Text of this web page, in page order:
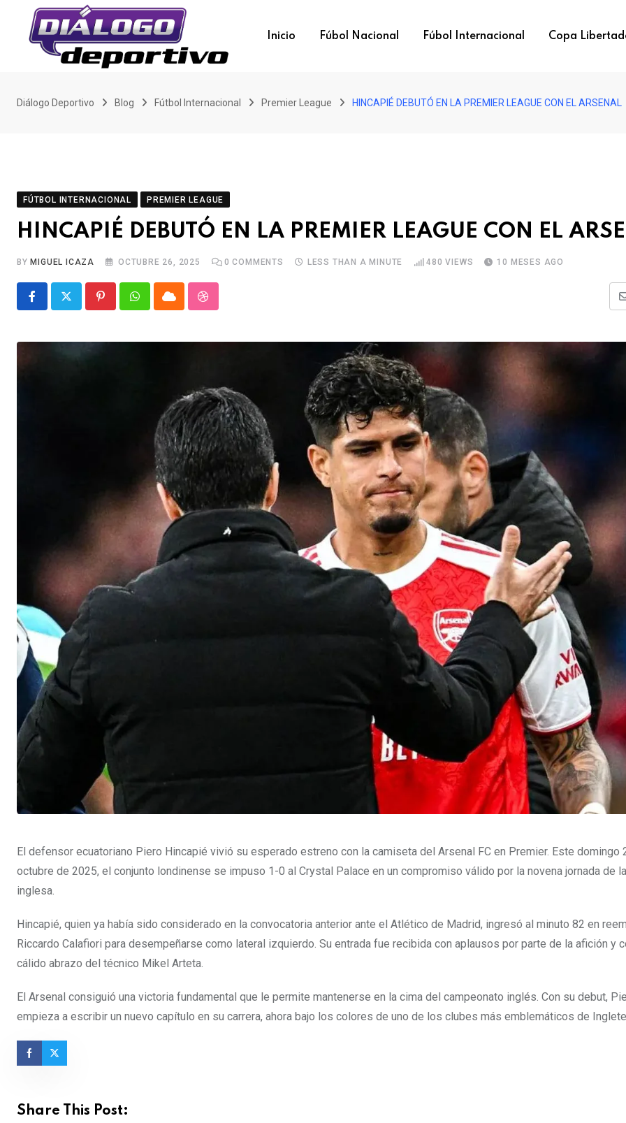
content
Inicio Fúbol Nacional Fúbol Internacional Copa
Diálogo Deportivo Blog Fútbol Internacional Premier League HINCAPIÉ DEBUTÓ EN LA PREMIER LEAGUE CON EL ARSENAL
FÚTBOL INTERNACIONAL PREMIER LEAGUE
HINCAPIÉ DEBUTÓ EN LA PREMIER LEAGUE CON EL
BY MIGUEL ICAZA OCTUBRE 26, 2025 0 COMMENTS LESS THAN A MINUTE 480 VIEWS 10 MESES AGO
PinterestWhatsappCloud StumbleUpon
El defensor ecuatoriano Piero Hincapié vivió su esperado estreno con la camiseta del Arsenal FC en Premier. Este domingo
octubre de 2025, el conjunto londinense se impuso 1-0 al Crystal Palace en un compromiso válido por la novena jornada de
inglesa.
Hincapié, quien ya había sido considerado en la convocatoria anterior ante el Atlético de Madrid, ingresó al minuto 82 en
Riccardo Calafiori para desempeñarse como lateral izquierdo. Su entrada fue recibida con aplausos por parte de la afición y
cálido abrazo del técnico Mikel Arteta.
El Arsenal consiguió una victoria fundamental que le permite mantenerse en la cima del campeonato inglés. Con su debut,
empieza a escribir un nuevo capítulo en su carrera, ahora bajo los colores de uno de los clubes más emblemáticos de
Share This Post: